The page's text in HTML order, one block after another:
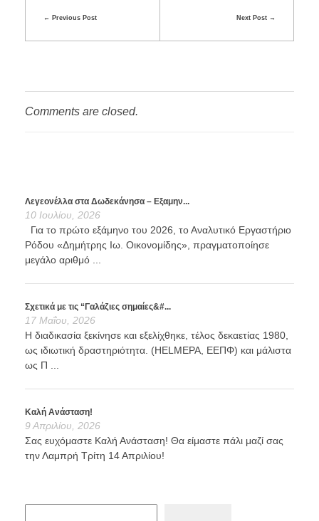
Previous Post Next Post
Comments are closed.
Λεγεονέλλα στα Δωδεκάνησα – Εξαμην...
10 Ιουλίου, 2026
Για το πρώτο εξάμηνο του 2026, το Αναλυτικό Εργαστήριο
Ρόδου «Δημήτρης Ιω. Οικονομίδης», πραγματοποίησε
μεγάλο αριθμό ...
Σχετικά με τις “Γαλάζιες σημαίες&#...
17 Μαΐου, 2026
Η διαδικασία ξεκίνησε και εξελίχθηκε, τέλος δεκαετίας 1980,
ως ιδιωτική δραστηριότητα. (HELMEPA, ΕΕΠΦ) και μάλιστα
ως Π ...
Καλή Ανάσταση!
9 Απριλίου, 2026
Σας ευχόμαστε Καλή Ανάσταση! Θα είμαστε πάλι μαζί σας
την Λαμπρή Τρίτη 14 Απριλίου!